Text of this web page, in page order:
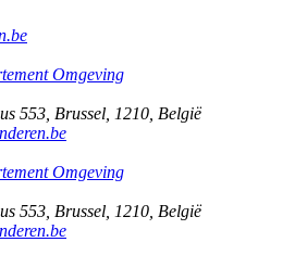
Omgeving
553 Brussel 1210 België
Omgeving
553 Brussel 1210 België